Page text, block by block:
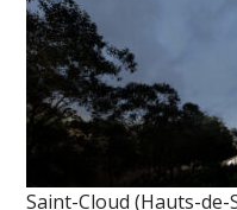
Saint-Cloud (Hauts-de-